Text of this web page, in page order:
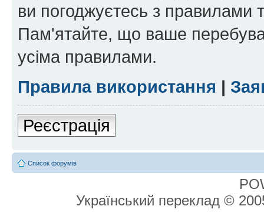
ви погоджуєтесь з правилами
Пам'ятайте, що ваше
усіма правилами.
Правила використання |
Реєстрація
Список форумів
Український переклад ©